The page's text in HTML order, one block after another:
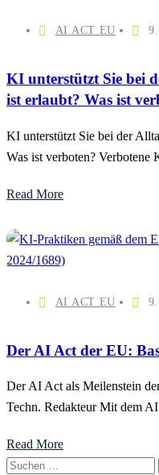
AI ACT EU
KI unterstützt Sie bei
ist erlaubt? Was ist
KI unterstützt Sie bei der
Was ist verboten?
Read More
AI ACT EU
Der AI Act der EU:
Der AI Act als Meilenstein
Techn. Redakteur Mit dem
Read More